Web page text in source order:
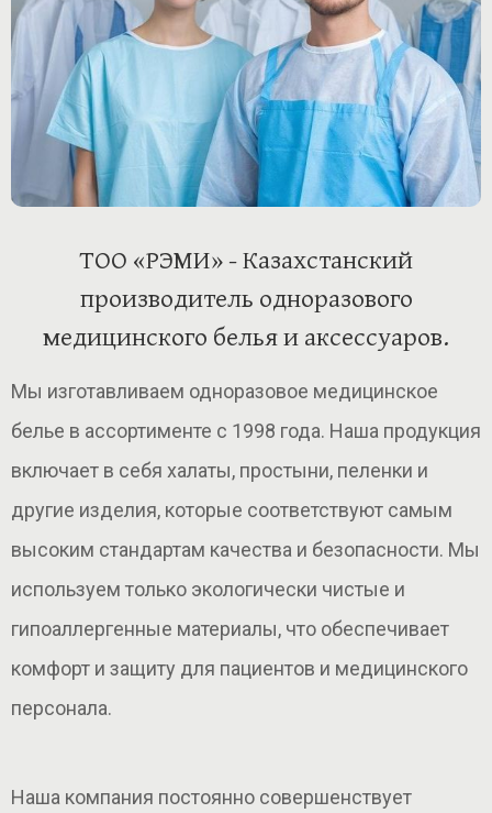
ТОО «РЭМИ» - Казахстанский
производитель одноразового
медицинского белья и аксессуаров.
Мы изготавливаем одноразовое медицинское
белье в ассортименте с 1998 года. Наша продукция
включает в себя халаты, простыни, пеленки и
другие изделия, которые соответствуют самым
высоким стандартам качества и безопасности. Мы
используем только экологически чистые и
гипоаллергенные материалы, что обеспечивает
комфорт и защиту для пациентов и медицинского
персонала.
Наша компания постоянно совершенствует